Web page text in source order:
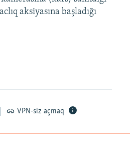
1080p
1080p
aksiyasına başladığı
VPN-siz açmaq